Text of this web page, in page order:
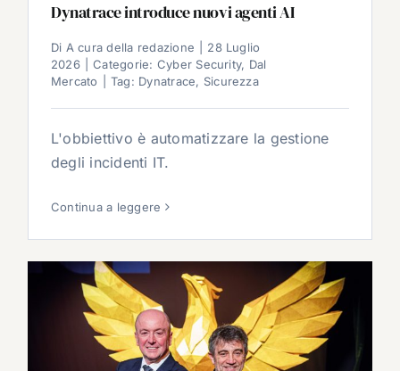
Dynatrace introduce nuovi agenti AI
Di A cura della redazione
28 Luglio
2026
Categorie: Cyber Security, Dal
Mercato
Tag: Dynatrace, Sicurezza
L'obbiettivo è automatizzare la gestione
degli incidenti IT.
Continua a leggere